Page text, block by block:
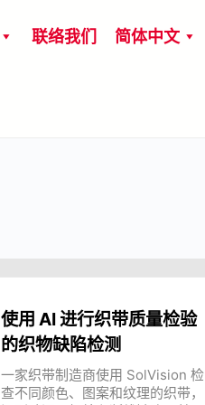
联络我们 简体中文
使用 AI 进行织带质量检验
的织物缺陷检测
一家织带制造商使用 SolVision 检
查不同颜色、图案和纹理的织带，